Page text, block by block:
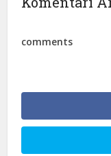
comments